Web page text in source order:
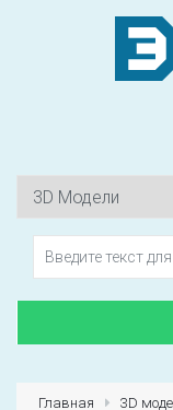
Главная 3D